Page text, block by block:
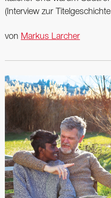
(Interview zur
von Markus Larcher